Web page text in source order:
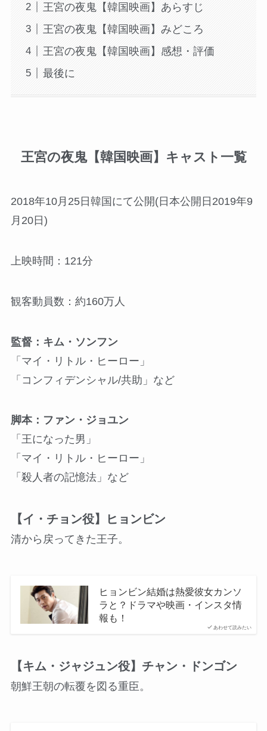
王宮の夜鬼【韓国映画】あらすじ
王宮の夜鬼【韓国映画】みどころ
王宮の夜鬼【韓国映画】感想・評価
最後に
王宮の夜鬼【韓国映画】キャスト一覧
2018年10月25日韓国にて公開(日本公開日2019年9
月20日)
上映時間：121分
観客動員数：約160万人
監督：キム・ソンフン
「マイ・リトル・ヒーロー」
「コンフィデンシャル/共助」など
脚本：ファン・ジョユン
「王になった男」
「マイ・リトル・ヒーロー」
「殺人者の記憶法」など
【イ・チョン役】ヒョンビン
清から戻ってきた王子。
あわせて読みたい
ヒョンビン結婚は熱愛彼女カンソ
ラと？ドラマや映画・インスタ情
報も！
【キム・ジャジュン役】チャン・ドンゴン
朝鮮王朝の転覆を図る重臣。